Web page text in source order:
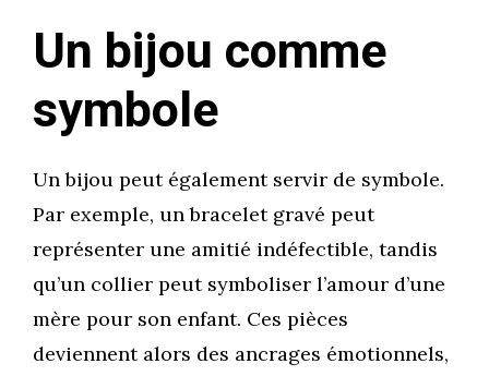
Un bijou comme
symbole
Un bijou peut également servir de symbole.
Par exemple, un bracelet gravé peut
représenter une amitié indéfectible, tandis
qu’un collier peut symboliser l’amour d’une
mère pour son enfant. Ces pièces
deviennent alors des ancrages émotionnels,